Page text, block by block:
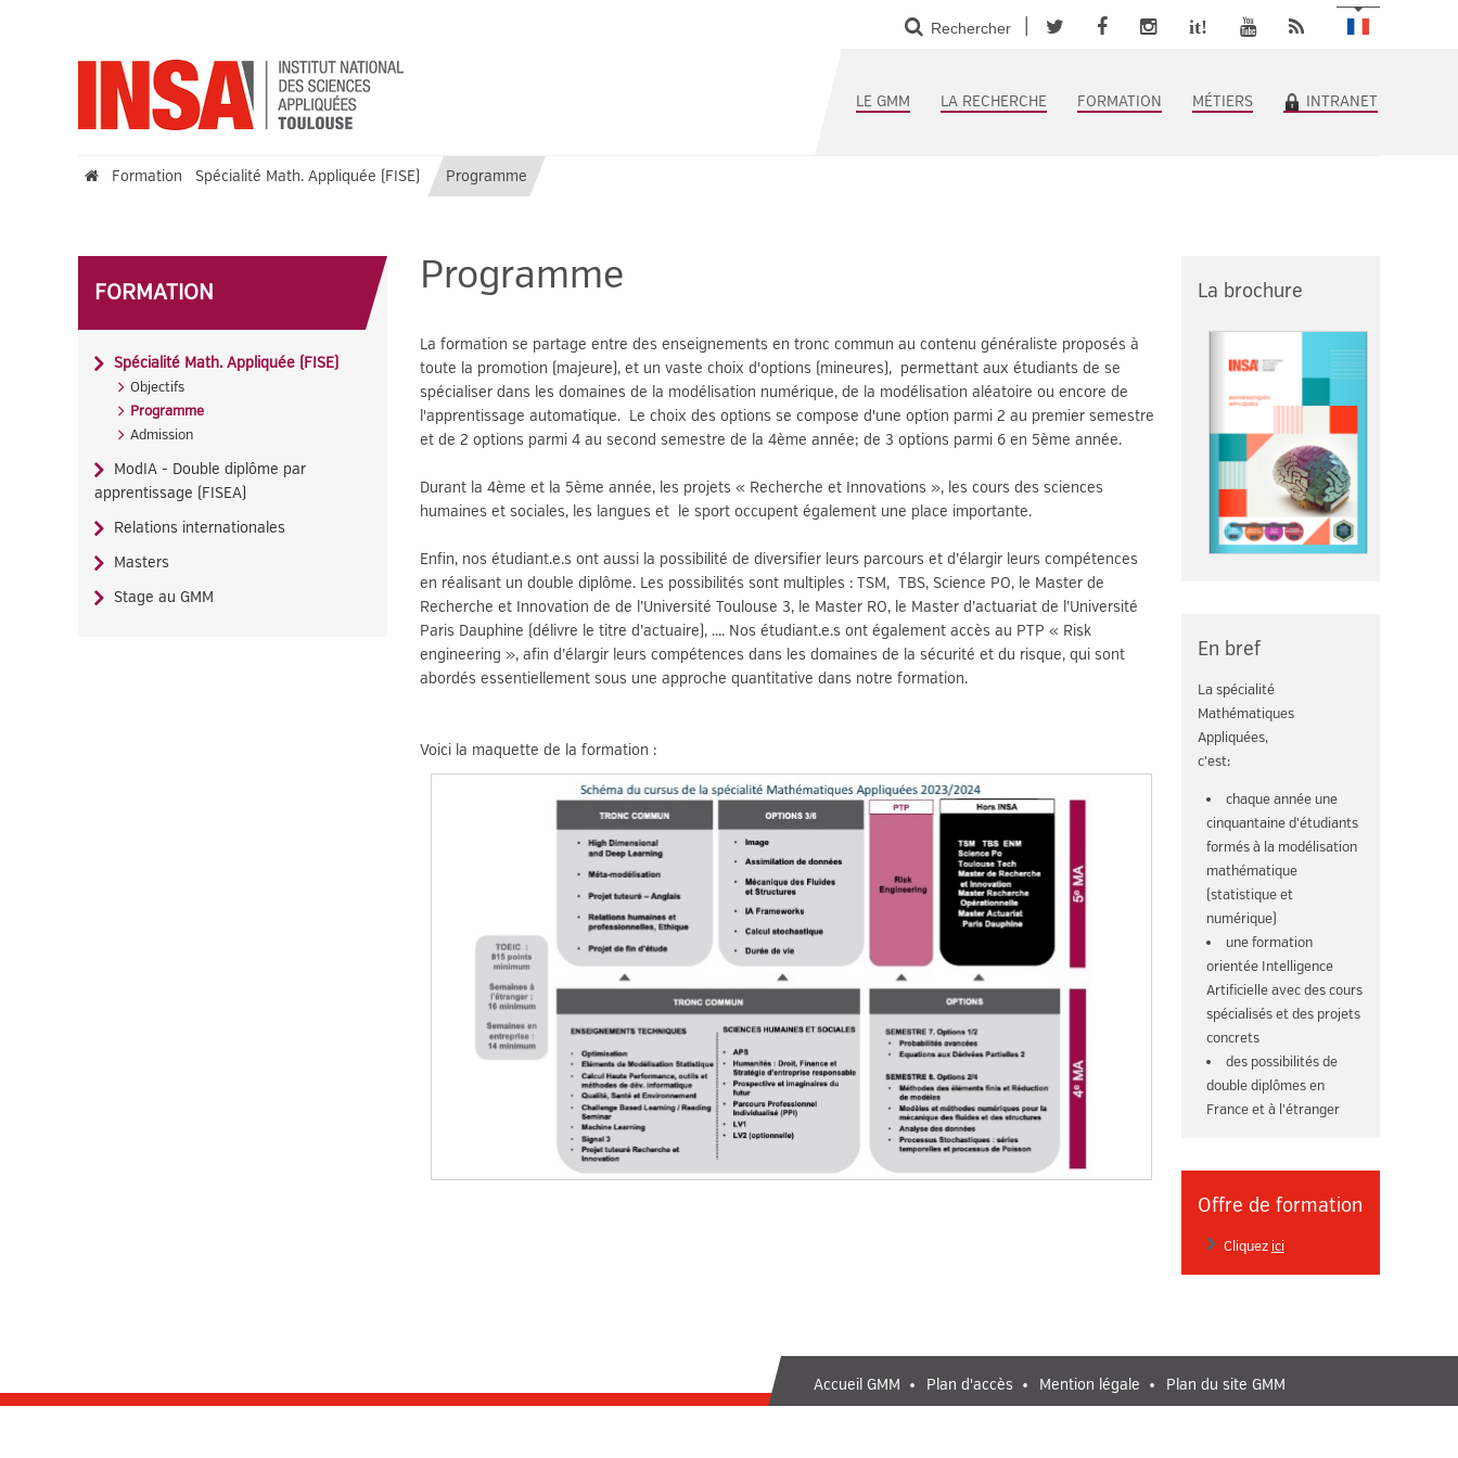
Rechercher it!
LE GMM LA RECHERCHE FORMATION MÉTIERS INTRANET
Formation Spécialité Math. Appliquée (FISE) Programme
FORMATION
Spécialité Math. Appliquée (FISE)
Objectifs
Programme
Admission
ModIA - Double diplôme par
apprentissage (FISEA)
Relations internationales
Masters
Stage au GMM
Programme
La formation se partage entre des enseignements en tronc commun au contenu généraliste proposés à
toute la promotion (majeure), et un vaste choix d'options (mineures), permettant aux étudiants de se
spécialiser dans les domaines de la modélisation numérique, de la modélisation aléatoire ou encore de
l'apprentissage automatique. Le choix des options se compose d'une option parmi 2 au premier semestre
et de 2 options parmi 4 au second semestre de la 4ème année; de 3 options parmi 6 en 5ème année.
Durant la 4ème et la 5ème année, les projets « Recherche et Innovations », les cours des sciences
humaines et sociales, les langues et le sport occupent également une place importante.
Enfin, nos étudiant.e.s ont aussi la possibilité de diversifier leurs parcours et d’élargir leurs compétences
en réalisant un double diplôme. Les possibilités sont multiples : TSM, TBS, Science PO, le Master de
Recherche et Innovation de de l’Université Toulouse 3, le Master RO, le Master d’actuariat de l’Université
Paris Dauphine (délivre le titre d’actuaire), .... Nos étudiant.e.s ont également accès au PTP « Risk
engineering », afin d’élargir leurs compétences dans les domaines de la sécurité et du risque, qui sont
abordés essentiellement sous une approche quantitative dans notre formation.
Voici la maquette de la formation :
La brochure
En bref
La spécialité
Mathématiques
Appliquées,
c'est:
chaque année une
cinquantaine d'étudiants
formés à la modélisation
mathématique
(statistique et
numérique)
une formation
orientée Intelligence
Artificielle avec des cours
spécialisés et des projets
concrets
des possibilités de
double diplômes en
France et à l'étranger
Offre de formation
Cliquez ici
Accueil GMM Plan d'accès Mention légale Plan du site GMM